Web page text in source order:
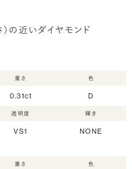
）の近いダイヤモンド
重さ
0.31ct
色
D
透明度
VS1
輝き
NONE
重さ 色